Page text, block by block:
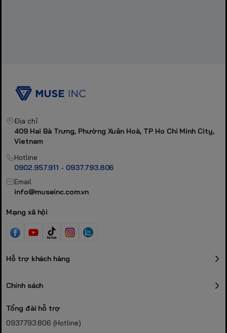
Địa chỉ
409 Hai Bà Trưng, Phường Xuân Hoà, TP Ho Chi Minh City,
Vietnam
Hotline
0902.957.911 - 0937.793.806
Email
info@museinc.com.vn
Mạng xã hội
Hỗ trợ khách hàng
Chính sách
Tổng đài hỗ trợ
0937.793.806 (Hotline)